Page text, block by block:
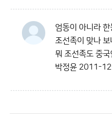
엄동이 아니라
조선족이 맞나 보
뭐 조선족도 중
박정윤 2011-